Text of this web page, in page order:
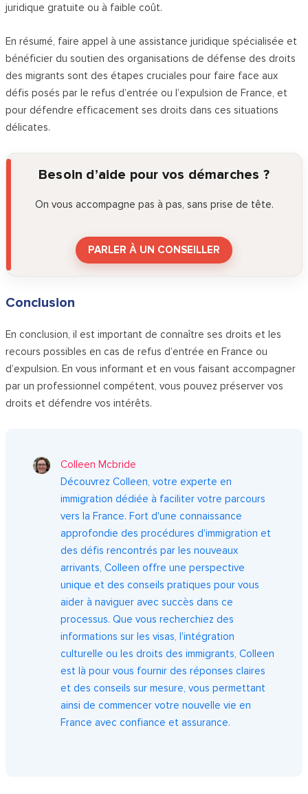
juridique gratuite ou à faible coût.
En résumé, faire appel à une assistance juridique spécialisée et
bénéficier du soutien des organisations de défense des droits
des migrants sont des étapes cruciales pour faire face aux
défis posés par le refus d’entrée ou l’expulsion de France, et
pour défendre efficacement ses droits dans ces situations
délicates.
Besoin d’aide pour vos démarches ?
On vous accompagne pas à pas, sans prise de tête.
PARLER À UN CONSEILLER
Conclusion
En conclusion, il est important de connaître ses droits et les
recours possibles en cas de refus d’entrée en France ou
d’expulsion. En vous informant et en vous faisant accompagner
par un professionnel compétent, vous pouvez préserver vos
droits et défendre vos intérêts.
Colleen Mcbride
Découvrez Colleen, votre experte en
immigration dédiée à faciliter votre parcours
vers la France. Fort d'une connaissance
approfondie des procédures d'immigration et
des défis rencontrés par les nouveaux
arrivants, Colleen offre une perspective
unique et des conseils pratiques pour vous
aider à naviguer avec succès dans ce
processus. Que vous recherchiez des
informations sur les visas, l'intégration
culturelle ou les droits des immigrants, Colleen
est là pour vous fournir des réponses claires
et des conseils sur mesure, vous permettant
ainsi de commencer votre nouvelle vie en
France avec confiance et assurance.